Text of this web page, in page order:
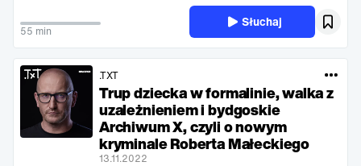
55 min
Słuchaj
.TXT
Trup dziecka w formalinie, walka z
uzależnieniem i bydgoskie
Archiwum X, czyli o nowym
kryminale Roberta Małeckiego
13.11.2022